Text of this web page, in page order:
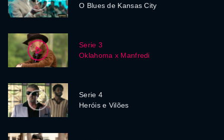
O Blues de Kansas City
Serie 3
Oklahoma x Manfredi
Serie 4
Heróis e Vilões